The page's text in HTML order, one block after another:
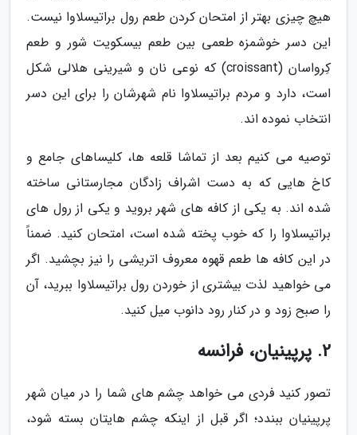
هیچ چیزی بهتر از امتحان کردن طعم رول براتیسلاوا نیست.
این دسر خوشمزه طعمی بین طعم بیسکویت شور و طعم
کِرواسان (croissant) که نوعی نان و شیرینی هلالی شکل
است، دارد و مردم براتیسلاوا نام شهرشان را برای این دسر
انتخاب نموده اند.
توصیه می کنیم بعد از تماشا قلعه ها، کلیساهای جامع و
کاخ هایی که به دست اشراف زادگان مجارستانی ساخته
شده اند. به یکی از کافه های شهر بروید و یکی از رول های
براتیسلاوا را که خوب پخته شده است، امتحان کنید. ضمناً
در این کافه ها طعم قهوه معروف اتریشی را نیز بچشید. اگر
می خواهید لذت بیشتری از خوردن رول براتیسلاوا ببرید، آن
را صبح زود و در کنار رود دانوب میل کنید.
2. پرپینیان، فرانسه
تصور کنید فردی می خواهد چشم های شما را در میان شهر
پرپینیان ببندد؛ اگر قبل از اینکه چشم هایتان بسته شود،